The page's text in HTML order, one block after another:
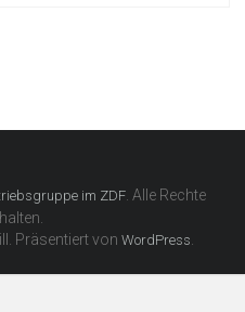
im ZDF. Alle Rechte
Präsentiert vonWordPress